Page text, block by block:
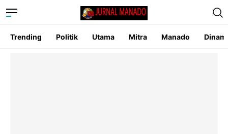
Trending Politik Utama Mitra Manado